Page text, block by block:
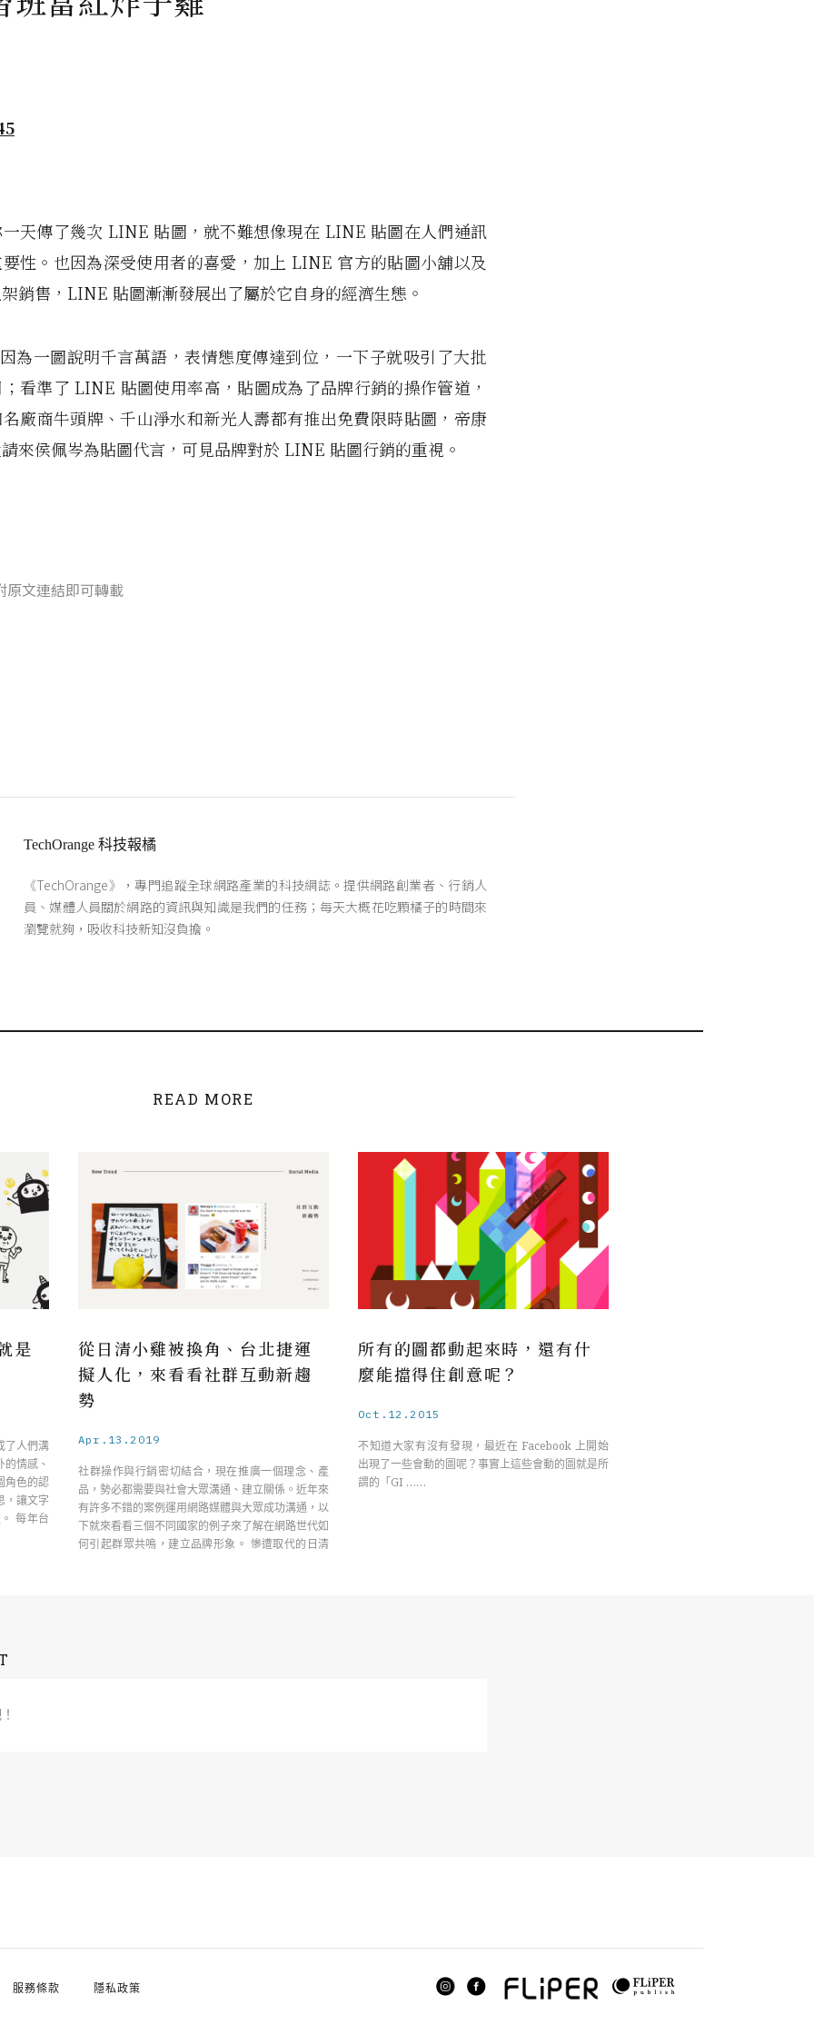
天傳了幾次 LINE 貼圖，就不難想像現在 LINE 貼圖在人們通訊
性。也因為深受使用者的喜愛，加上 LINE 官方的貼圖小舖以及
銷售，LINE 貼圖漸漸發展出了屬於它自身的經濟生態。
為一圖說明千言萬語，表情態度傳達到位，一下子就吸引了大批
看準了 LINE 貼圖使用率高，貼圖成為了品牌行銷的操作管道，
廠商牛頭牌、千山淨水和新光人壽都有推出免費限時貼圖，帝康
來侯佩岑為貼圖代言，可見品牌對於 LINE 貼圖行銷的重視。
原文連結即可轉載
TechOrange 科技報橘
《TechOrange》，專門追蹤全球網路產業的科技網誌。提供網路創業者、行銷人
員、媒體人員關於網路的資訊與知識是我們的任務；每天大概花吃顆橘子的時間來
瀏覽就夠，吸收科技新知沒負擔。
READ MORE
是
了人們溝
情感、
角色的認
，讓文字
每年台
從日清小雞被換角、台北捷運
擬人化，來看看社群互動新趨
勢
Apr.13.2019
社群操作與行銷密切結合，現在推廣一個理念、產
品，勢必都需要與社會大眾溝通、建立關係。近年來
有許多不錯的案例運用網路媒體與大眾成功溝通，以
下就來看看三個不同國家的例子來了解在網路世代如
何引起群眾共鳴，建立品牌形象。 慘遭取代的日清
所有的圖都動起來時，還有什
麼能擋得住創意呢？
Oct.12.2015
不知道大家有沒有發現，最近在 Facebook 上開始
出現了一些會動的圖呢？事實上這些會動的圖就是所
謂的「GI ……
服務條款 隱私政策